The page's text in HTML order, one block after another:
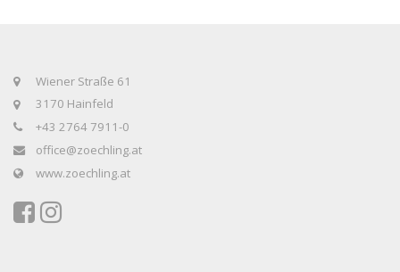
Wiener Straße 61
3170 Hainfeld
+43 2764 7911-0
office@zoechling.at
www.zoechling.at